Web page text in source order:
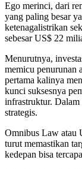
Ego merinci, dari
yang paling besar
ketenagalistrikan
sebesar US$ 22
Menurutnya,
memicu penurunan
pertama kalinya
kunci suksesnya
infrastruktur.
strategis.
Omnibus Law atau
turut memastikan
kedepan bisa